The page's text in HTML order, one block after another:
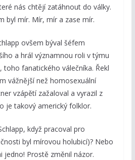
nás chtějí zatáhnout do války.
byl mír. Mír, mír a zase mír.
ovšem býval šéfem
a hrál významnou roli v týmu
toho fanatického válečníka. Řekl
vážnější než homosexuální
vzápětí zažaloval a vyrazil z
je takový americký folklor.
když pracoval pro
byl mírovou holubicí)? Nebo
jedno! Prostě změnil názor.